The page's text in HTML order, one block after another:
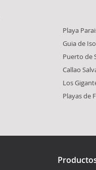
Playa
Guia de
Puerto de
Callao
Los
Playas de